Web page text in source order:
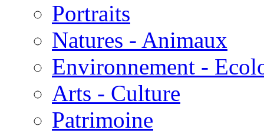
Portraits
Natures - Animaux
Environnement -
Arts - Culture
Patrimoine